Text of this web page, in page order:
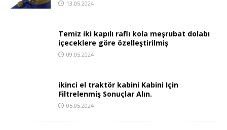
13.05.2024
Temiz iki kapılı raflı
kola meşrubat